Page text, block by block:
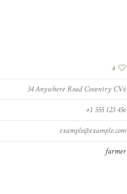
4
34 Anywhere Road Coventry CV6
+1 555 123 456
example@example.com
farmer